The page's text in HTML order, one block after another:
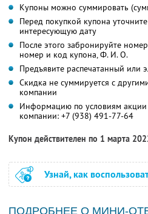
Купоны можно суммировать
Перед покупкой купона
интересующую дату
После этого забронируйте
номер и код купона,Ф. И. О.
Предъявите распечатанный или
Скидка не суммируется с
компании
Информацию по условиям
компании: +7 (938) 491-77-64
Купон действителен по 1 марта
Узнай, как
ПОДРОБНЕЕ О МИНИ-